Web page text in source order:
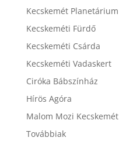
Kecskemét Planetárium
Kecskeméti Fürdő
Kecskeméti Csárda
Kecskeméti Vadaskert
Ciróka Bábszínház
Hírös Agóra
Malom Mozi Kecskemét
Továbbiak